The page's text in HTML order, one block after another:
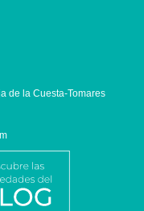
de la Cuesta-Tomares